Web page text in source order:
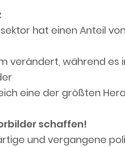
hat einen Anteil
verändert, während
eine der größten
schaffen!
und vergangene